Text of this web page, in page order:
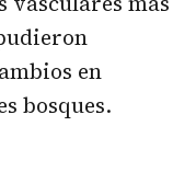
en
bosques.